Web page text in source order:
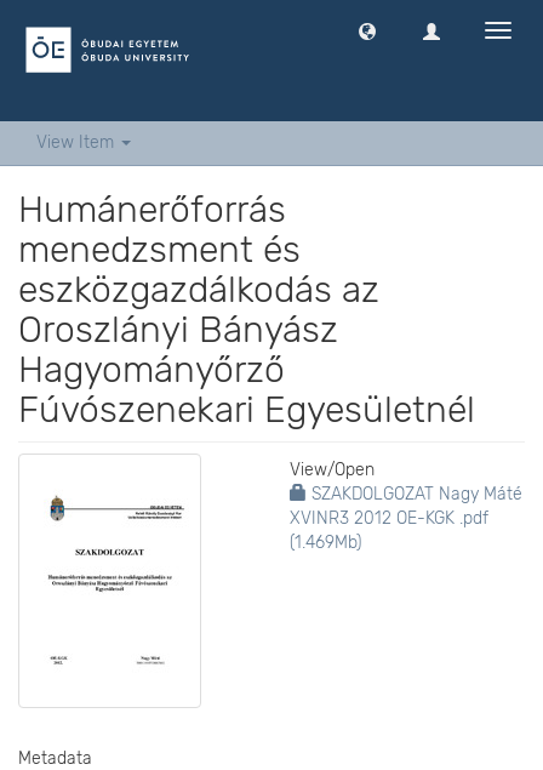
View Item
Humánerőforrás
menedzsment és
eszközgazdálkodás az
Oroszlányi Bányász
Hagyományőrző
Fúvószenekari Egyesületnél
View/Open
SZAKDOLGOZAT Nagy Máté
XVINR3 2012 OE-KGK .pdf
(1.469Mb)
Metadata